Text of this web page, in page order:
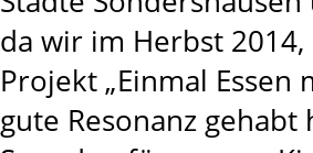
da wir im Herbst
Projekt „Einmal Essen
gute Resonanz